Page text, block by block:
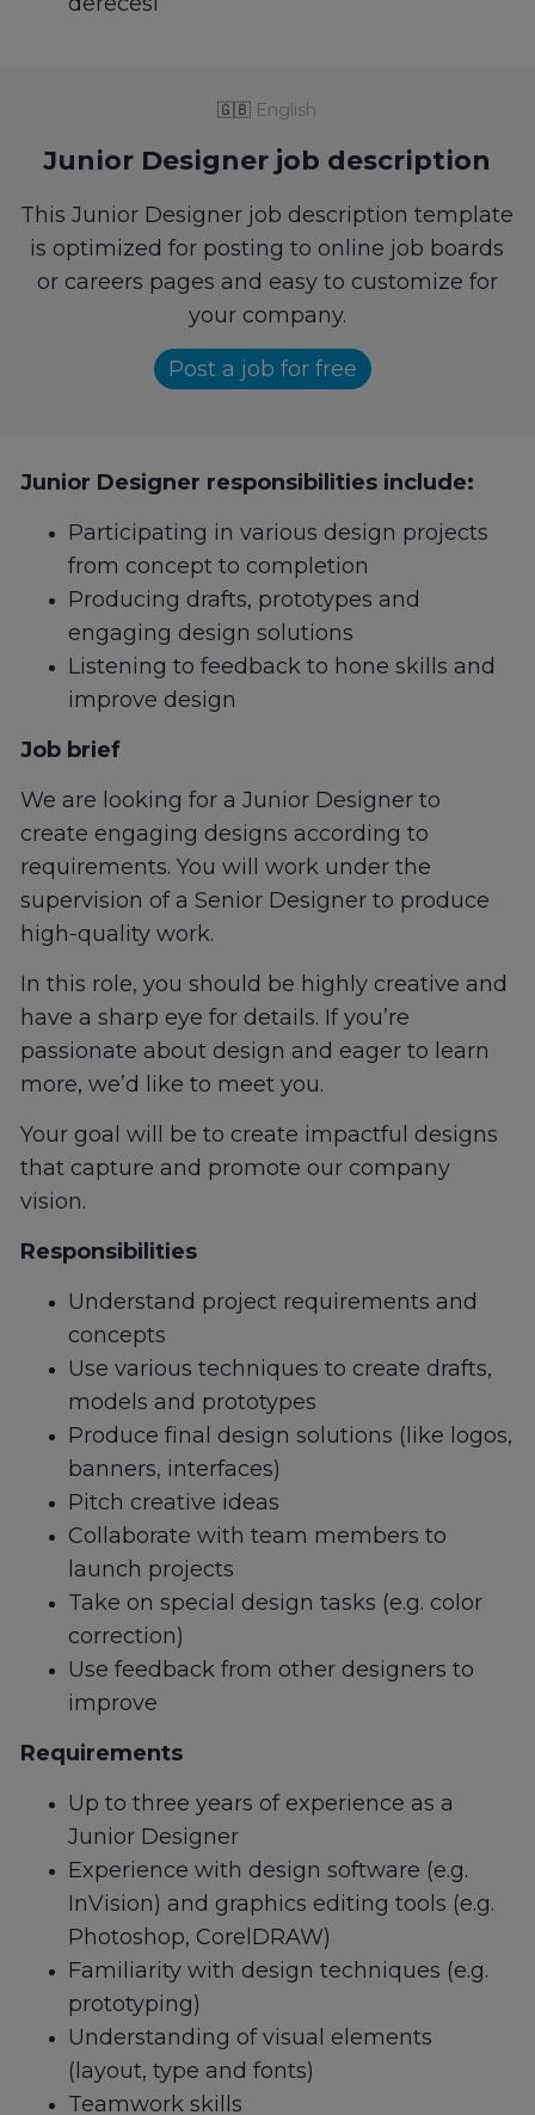
🇬🇧 English
Junior Designer job description
This Junior Designer job description template
is optimized for posting to online job boards
or careers pages and easy to customize for
your company.
Post a job for free
Junior Designer responsibilities include:
Participating in various design projects
from concept to completion
Producing drafts, prototypes and
engaging design solutions
Listening to feedback to hone skills and
improve design
Job brief
We are looking for a Junior Designer to
create engaging designs according to
requirements. You will work under the
supervision of a Senior Designer to produce
high-quality work.
In this role, you should be highly creative and
have a sharp eye for details. If you’re
passionate about design and eager to learn
more, we’d like to meet you.
Your goal will be to create impactful designs
that capture and promote our company
vision.
Responsibilities
Understand project requirements and
concepts
Use various techniques to create drafts,
models and prototypes
Produce final design solutions (like logos,
banners, interfaces)
Pitch creative ideas
Collaborate with team members to
launch projects
Take on special design tasks (e.g. color
correction)
Use feedback from other designers to
improve
Requirements
Up to three years of experience as a
Junior Designer
Experience with design software (e.g.
InVision) and graphics editing tools (e.g.
Photoshop, CorelDRAW)
Familiarity with design techniques (e.g.
prototyping)
Understanding of visual elements
(layout, type and fonts)
Teamwork skills